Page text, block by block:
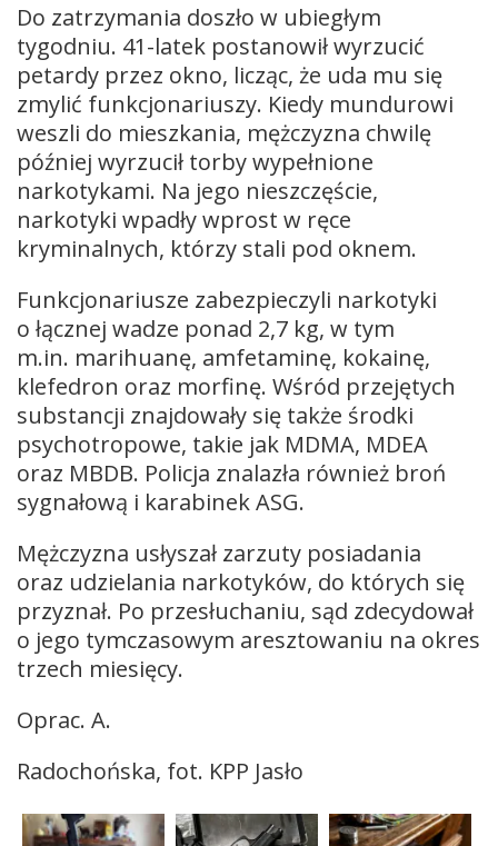
Do zatrzymania doszło w ubiegłym
tygodniu. 41-latek postanowił wyrzucić
petardy przez okno, licząc, że uda mu się
zmylić funkcjonariuszy. Kiedy mundurowi
weszli do mieszkania, mężczyzna chwilę
później wyrzucił torby wypełnione
narkotykami. Na jego nieszczęście,
narkotyki wpadły wprost w ręce
kryminalnych, którzy stali pod oknem.
Funkcjonariusze zabezpieczyli narkotyki
o łącznej wadze ponad 2,7 kg, w tym
m.in. marihuanę, amfetaminę, kokainę,
klefedron oraz morfinę. Wśród przejętych
substancji znajdowały się także środki
psychotropowe, takie jak MDMA, MDEA
oraz MBDB. Policja znalazła również broń
sygnałową i karabinek ASG.
Mężczyzna usłyszał zarzuty posiadania
oraz udzielania narkotyków, do których się
przyznał. Po przesłuchaniu, sąd zdecydował
o jego tymczasowym aresztowaniu na okres
trzech miesięcy.
Oprac. A.
Radochońska, fot. KPP Jasło